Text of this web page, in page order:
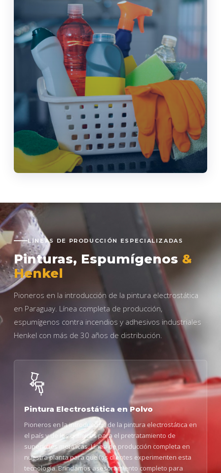
LÍNEAS DE PRODUCCIÓN ESPECIALIZADAS
Pinturas, Espumígenos &
Henkel
Pioneros en la introducción de la pintura electrostática
en Paraguay. Línea completa de producción,
espumígenos contra incendios y adhesivos industriales
Henkel con más de 30 años de distribución.
Pintura Electrostática en Polvo
Pioneros en la introducción de la pintura electrostática en
el país y de los químicos para el pretratamiento de
superficies metálicas. Línea de producción completa en
nuestra planta para que los clientes experimenten esta
tecnología. Brindamos asesoramiento completo para